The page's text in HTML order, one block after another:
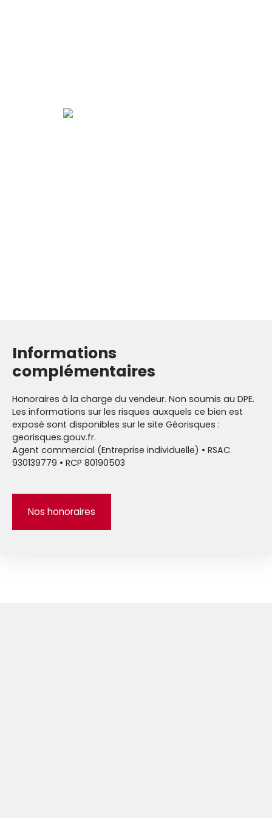
Informations
complémentaires
Honoraires à la charge du vendeur. Non soumis au DPE.
Les informations sur les risques auxquels ce bien est
exposé sont disponibles sur le site Géorisques :
georisques.gouv.fr.
Agent commercial (Entreprise individuelle) • RSAC
930139779 • RCP 80190503
Nos honoraires